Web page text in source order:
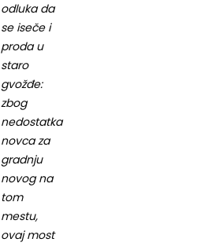
odluka da
se iseče i
proda u
staro
gvožđe:
zbog
nedostatka
novca za
gradnju
novog na
tom
mestu,
ovaj most